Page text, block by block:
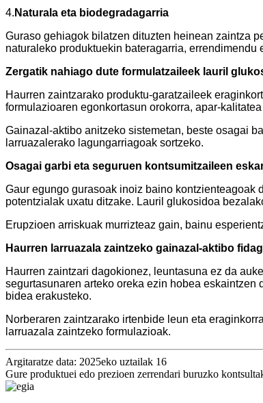
4. Naturala eta biodegradagarria
Guraso gehiagok bilatzen dituzten heinean zaintza
naturaleko produktuekin bateragarria,
Zergatik nahiago dute formulatzaileek lauril
Haurren zaintzarako produktu-garatzaileek
formulazioaren egonkortasun orokorra, apar-
Gainazal-aktibo anitzeko sistemetan, beste osagai
larruazalerako lagungarriagoak sortzeko.
Osagai garbi eta seguruen kontsumitzaileen
Gaur egungo gurasoak inoiz baino kontzienteagoak
potentzialak uxatu ditzake. Lauril glukosidoa
Erupzioen arriskuak murrizteaz gain, bainu
Haurren larruazala zaintzeko gainazal-aktibo
Haurren zaintzari dagokionez, leuntasuna ez da
segurtasunaren arteko oreka ezin hobea
bidea erakusteko.
Norberaren zaintzarako irtenbide leun eta
larruazala zaintzeko formulazioak.
Argitaratze data: 2025eko uztailak 16
Gure produktuei edo prezioen zerrendari buruzko